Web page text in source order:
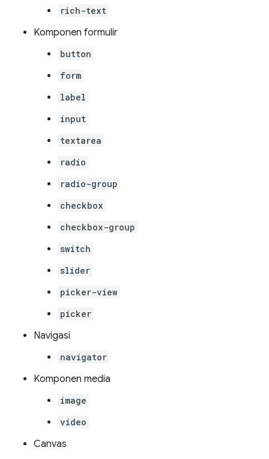
rich-text
Komponen formulir
button
form
label
input
textarea
radio
radio-group
checkbox
checkbox-group
switch
slider
picker-view
picker
Navigasi
navigator
Komponen media
image
video
Canvas